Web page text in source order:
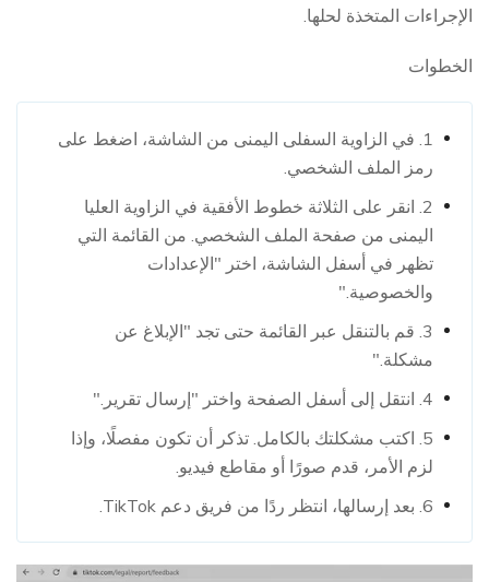
الإجراءات المتخذة لحلها.
الخطوات
1. في الزاوية السفلى اليمنى من الشاشة، اضغط على
رمز الملف الشخصي.
2. انقر على الثلاثة خطوط الأفقية في الزاوية العليا
اليمنى من صفحة الملف الشخصي. من القائمة التي
تظهر في أسفل الشاشة، اختر "الإعدادات
والخصوصية."
3. قم بالتنقل عبر القائمة حتى تجد "الإبلاغ عن
مشكلة."
4. انتقل إلى أسفل الصفحة واختر "إرسال تقرير."
5. اكتب مشكلتك بالكامل. تذكر أن تكون مفصلًا، وإذا
لزم الأمر، قدم صورًا أو مقاطع فيديو.
6. بعد إرسالها، انتظر ردًا من فريق دعم TikTok.